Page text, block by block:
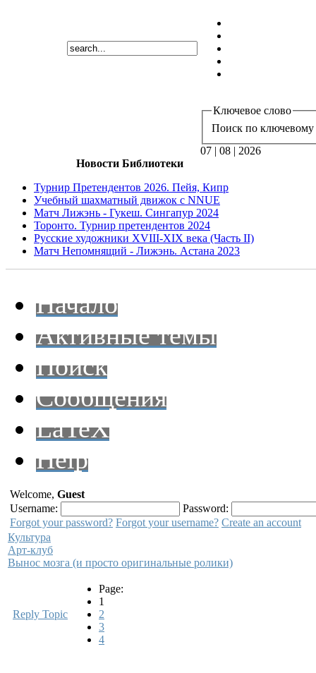
Ключевое слово
Поиск по ключевому
07 | 08 | 2026
Новости Библиотеки
Турнир Претендентов 2026. Пейя, Кипр
Учебный шахматный движок с NNUE
Матч Лижэнь - Гукеш. Сингапур 2024
Торонто. Турнир претендентов 2024
Русские художники XVIII-XIX века (Часть II)
Матч Непомнящий - Лижэнь. Астана 2023
Начало
Активные темы
Поиск
Сообщения
LaTeX
Help
Welcome, Guest
Username:
Password:
Forgot your password? Forgot your username? Create an account
Культура
Арт-клуб
Вынос мозга (и просто оригинальные ролики)
Reply Topic
Page:
1
2
3
4